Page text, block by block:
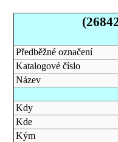
Předběžné označení
Katalogové číslo
Název
Kdy
Kde
Kým